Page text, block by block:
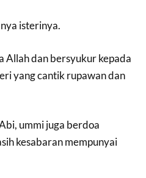
isterinya.
Allah dan bersyukur kepada
yang cantik rupawan dan
ummi juga berdoa
kesabaran mempunyai